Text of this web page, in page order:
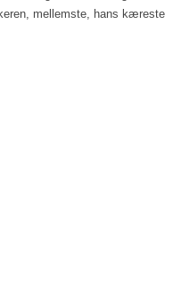
mellemste, hans kæreste